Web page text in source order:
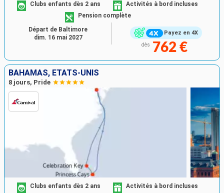
Payez en 4X
Clubs enfants dès 2 ans
Activités à bord incluses
Pension complète
dès 762 €
Départ de Baltimore
dim. 16 mai 2027
BAHAMAS, ÉTATS-UNIS
8 jours, Pride
Clubs enfants dès 2 ans
Activités à bord incluses